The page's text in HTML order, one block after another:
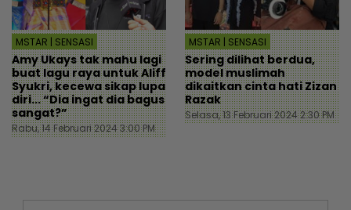
MSTAR | SENSASI
Amy Ukays tak mahu lagi
buat lagu raya untuk Aliff
Syukri, kecewa sikap lupa
diri... “Dia ingat dia bagus
sangat?”
Rabu, 14 Februari 2024 3:00 PM
MSTAR | SENSASI
Sering dilihat berdua,
model muslimah
dikaitkan cinta hati Zizan
Razak
Selasa, 13 Februari 2024 2:30 PM